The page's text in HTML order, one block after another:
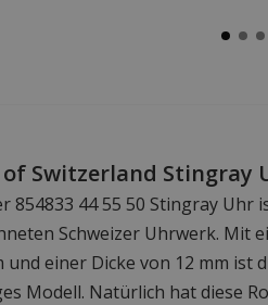
of Switzerland Stingray
854833 44 55 50 Stingray Uhr
Schweizer Uhrwerk. Mit
und einer Dicke von 12 mm ist
Modell. Natürlich hat diese